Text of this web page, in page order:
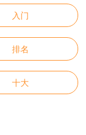
入门
排名
十大